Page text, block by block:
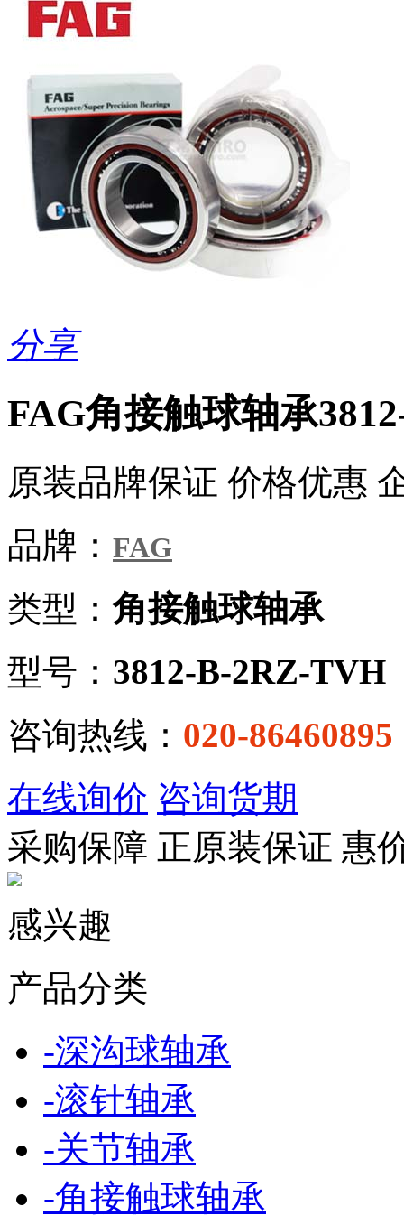
分享
FAG角接触球轴承
原装品牌保证 价格优惠
品牌： FAG
类型：角接触球轴承
型号： 3812-B-2RZ-TVH
咨询热线： 020-86460895
在线询价 咨询货期
采购保障 正原装保证 惠
感兴趣
产品分类
-深沟球轴承
-滚针轴承
-关节轴承
-角接触球轴承